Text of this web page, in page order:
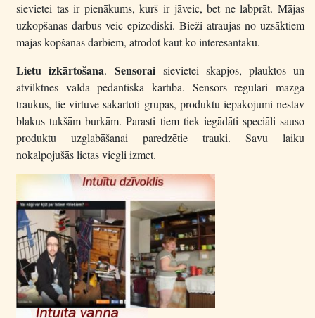
sievietei tas ir pienākums, kurš ir jāveic, bet ne labprāt. Mājas
uzkopšanas darbus veic epizodiski. Bieži atraujas no uzsāktiem
mājas kopšanas darbiem, atrodot kaut ko interesantāku.
Lietu izkārtošana.Sensorai sievietei skapjos, plauktos un
atvilktnēs valda pedantiska kārtība. Sensors regulāri mazgā
traukus, tie virtuvē sakārtoti grupās, produktu iepakojumi nestāv
blakus tukšām burkām. Parasti tiem tiek iegādāti speciāli sauso
produktu uzglabāšanai paredzētie trauki. Savu laiku
nokalpojušās lietas viegli izmet.